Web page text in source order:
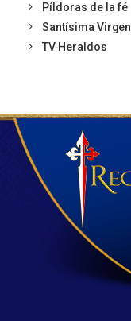
Píldoras de la fé
Santísima Virgen
TV Heraldos